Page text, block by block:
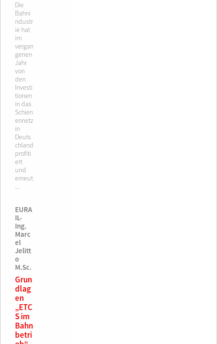
Die
Bahni
ndustr
ie hat
im
vergan
genen
Jahr
von
den
Investi
tionen
in das
Schien
ennetz
in
Deuts
chland
profiti
ert
und
erneut
...
EURA
IL-
Ing.
Marc
el
Jelitt
o
M.Sc.
Grun
dlag
en
„ETC
S im
Bahn
betri